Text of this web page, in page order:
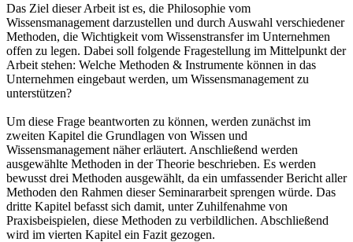
Das Ziel dieser Arbeit ist es, die Philosophie vom
Wissensmanagement darzustellen und durch Auswahl verschiedener
Methoden, die Wichtigkeit vom Wissenstransfer im Unternehmen
offen zu legen. Dabei soll folgende Fragestellung im Mittelpunkt der
Arbeit stehen: Welche Methoden & Instrumente können in das
Unternehmen eingebaut werden, um Wissensmanagement zu
unterstützen?
Um diese Frage beantworten zu können, werden zunächst im
zweiten Kapitel die Grundlagen von Wissen und
Wissensmanagement näher erläutert. Anschließend werden
ausgewählte Methoden in der Theorie beschrieben. Es werden
bewusst drei Methoden ausgewählt, da ein umfassender Bericht aller
Methoden den Rahmen dieser Seminararbeit sprengen würde. Das
dritte Kapitel befasst sich damit, unter Zuhilfenahme von
Praxisbeispielen, diese Methoden zu verbildlichen. Abschließend
wird im vierten Kapitel ein Fazit gezogen.